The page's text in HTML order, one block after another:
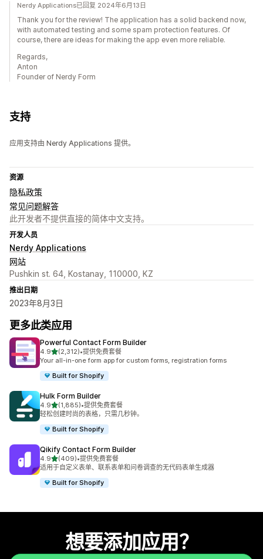
Nerdy Applications已回复 2024年6月13日
Thank you for the review! The application has a solid backend now,
with automated testing and some spam protection features. Of
course, there are ideas for making the app even more reliable.
Regards,
Anton
Founder of Nerdy Form
支持
应用支持由 Nerdy Applications 提供。
资源
隐私政策
常见问题解答
此开发者不提供直接的简体中文支持。
开发人员
Nerdy Applications
网站
Pushkin st. 64, Kostanay, 110000, KZ
推出日期
2023年8月3日
更多此类应用
Powerful Contact Form Builder
4.9星（满分 5 星）
(2,312)
总共 2312 条评论
•提供免费套餐
Your all-in-one form app for custom forms, registration forms
Built for Shopify
Hulk Form Builder
4.9星（满分 5 星）
(1,885)
总共 1885 条评论
•提供免费套餐
轻松创建时尚的表格，只需几秒钟。
Built for Shopify
Qikify Contact Form Builder
4.9星（满分 5 星）
(409)
总共 409 条评论
•提供免费套餐
适用于自定义表单、联系表单和问卷调查的无代码表单生成器
Built for Shopify
想要添加应用？